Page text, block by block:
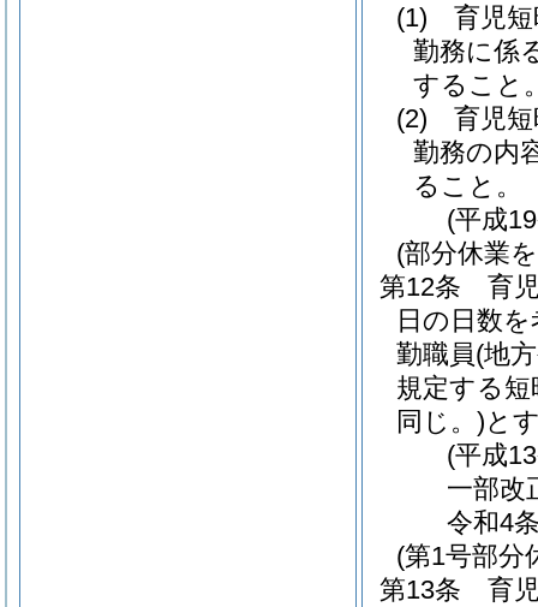
(1)
育児
勤務に係
すること
(2)
育児
勤務の内
ること。
(平成
(部分休業
第12条
育
日の日数
勤職員(地
規定する
同じ。)と
(平成
一部改
令和4
(第1号部分
第13条
育